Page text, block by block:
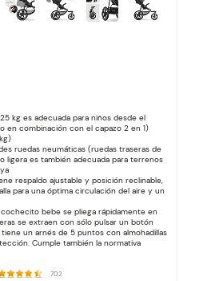
kg es adecuada para niños desde el
en combinación con el capazo 2 en 1)
ruedas neumáticas (ruedas traseras de
ligera es también adecuada para terrenos
respaldo ajustable y posición reclinable,
para una óptima circulación del aire y un
cochecito bebe se pliega rápidamente en
se extraen con sólo pulsar un botón
tiene un arnés de 5 puntos con almohadillas
Cumple también la normativa
702